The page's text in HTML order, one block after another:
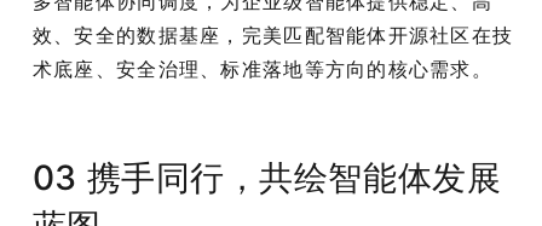
效、安全的数据基座，完美匹配智能体开源社区在技
术底座、安全治理、标准落地等方向的核心需求。
03 携手同行，共绘智能体发展